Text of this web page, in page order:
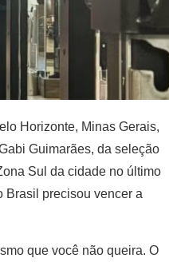
Horizonte, Minas Gerais,
Guimarães, da seleção
Sul da cidade no último
Brasil precisou vencer a
que você não queira. O